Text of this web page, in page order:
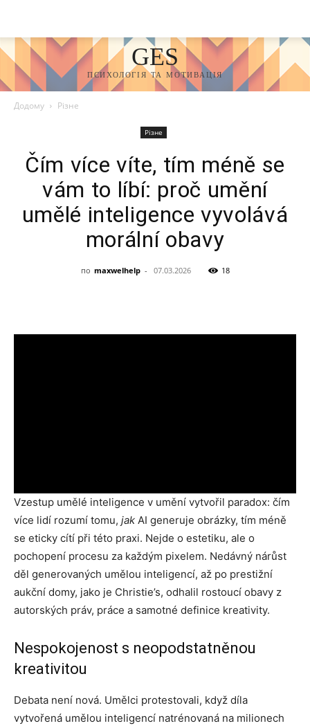
GES
ПСИХОЛОГІЯ ТА МОТИВАЦІЯ
Додому Різне
Різне
Čím více víte, tím méně se
vám to líbí: proč umění
umělé inteligence vyvolává
morální obavy
по maxwelhelp - 07.03.2026 18
Vzestup umělé inteligence v umění vytvořil paradox: čím
více lidí rozumí tomu, jak AI generuje obrázky, tím méně
se eticky cítí při této praxi. Nejde o estetiku, ale o
pochopení procesu za každým pixelem. Nedávný nárůst
děl generovaných umělou inteligencí, až po prestižní
aukční domy, jako je Christie’s, odhalil rostoucí obavy z
autorských práv, práce a samotné definice kreativity.
Nespokojenost s neopodstatněnou
kreativitou
Debata není nová. Umělci protestovali, když díla
vytvořená umělou inteligencí natrénovaná na milionech